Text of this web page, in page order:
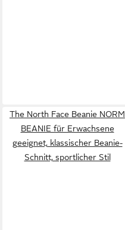
The North Face Beanie NORM
BEANIE für Erwachsene
geeignet, klassischer Beanie-
Schnitt, sportlicher Stil